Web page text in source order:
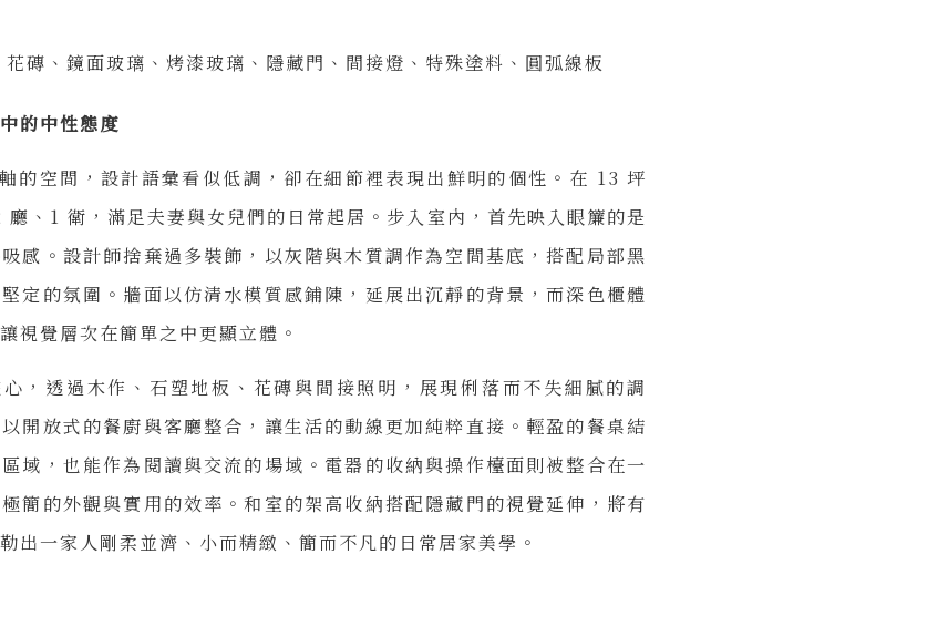
磚、鏡面玻璃、烤漆玻璃、隱藏門、間接燈、特殊塗料、圓弧線板
的中性態度
的空間，設計語彙看似低調，卻在細節裡表現出鮮明的個性。在 13 坪
、1 衛，滿足夫妻與女兒們的日常起居。步入室內，首先映入眼簾的是
感。設計師捨棄過多裝飾，以灰階與木質調作為空間基底，搭配局部黑
定的氛圍。牆面以仿清水模質感鋪陳，延展出沉靜的背景，而深色櫃體
視覺層次在簡單之中更顯立體。
，透過木作、石塑地板、花磚與間接照明，展現俐落而不失細膩的調
開放式的餐廚與客廳整合，讓生活的動線更加純粹直接。輕盈的餐桌結
域，也能作為閱讀與交流的場域。電器的收納與操作檯面則被整合在一
簡的外觀與實用的效率。和室的架高收納搭配隱藏門的視覺延伸，將有
出一家人剛柔並濟、小而精緻、簡而不凡的日常居家美學。